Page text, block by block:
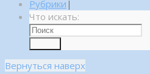
Рубрики |
Что искать:
Вернуться наверх